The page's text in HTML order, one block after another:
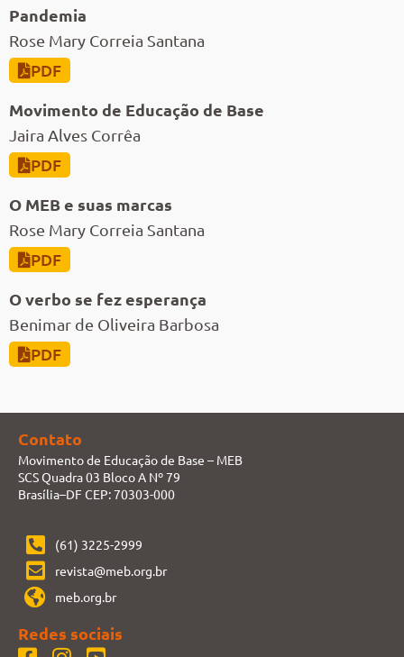
Pandemia
Rose Mary Correia Santana
PDF
Movimento de Educação de Base
Jaira Alves Corrêa
PDF
O MEB e suas marcas
Rose Mary Correia Santana
PDF
O verbo se fez esperança
Benimar de Oliveira Barbosa
PDF
Contato
Movimento de Educação de Base – MEB
SCS Quadra 03 Bloco A Nº 79
Brasília–DF CEP: 70303-000
(61) 3225-2999
revista@meb.org.br
meb.org.br
Redes sociais